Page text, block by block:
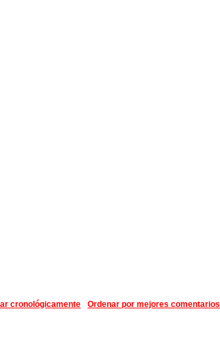
Ordenar por mejores comentarios
cronológicamente